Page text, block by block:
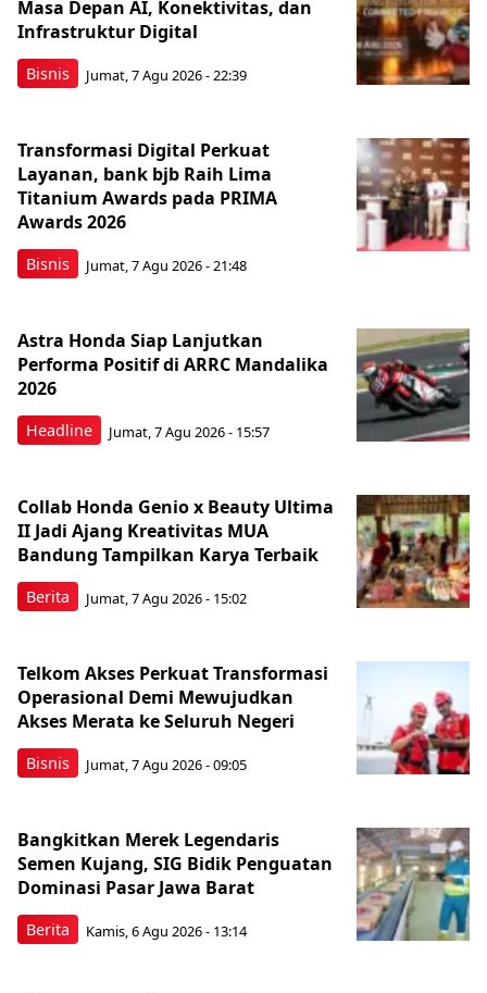
Bisnis
Masa Depan AI, Konektivitas, dan
Infrastruktur Digital
Jumat, 7 Agu 2026 - 22:39
Bisnis
Transformasi Digital Perkuat
Layanan, bank bjb Raih Lima
Titanium Awards pada PRIMA
Awards 2026
Jumat, 7 Agu 2026 - 21:48
Headline
Astra Honda Siap Lanjutkan
Performa Positif di ARRC Mandalika
2026
Jumat, 7 Agu 2026 - 15:57
Berita
Collab Honda Genio x Beauty Ultima
II Jadi Ajang Kreativitas MUA
Bandung Tampilkan Karya Terbaik
Jumat, 7 Agu 2026 - 15:02
Bisnis
Telkom Akses Perkuat Transformasi
Operasional Demi Mewujudkan
Akses Merata ke Seluruh Negeri
Jumat, 7 Agu 2026 - 09:05
Berita
Bangkitkan Merek Legendaris
Semen Kujang, SIG Bidik Penguatan
Dominasi Pasar Jawa Barat
Kamis, 6 Agu 2026 - 13:14